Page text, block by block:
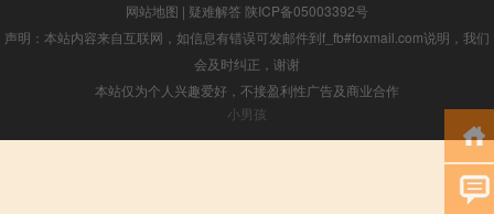
网站地图 | 疑难解答 陕ICP备05003392号
声明：本站内容来自互联网，如信息有错误可发邮件到f_fb#foxmail.com说明，我们
会及时纠正，谢谢
本站仅为个人兴趣爱好，不接盈利性广告及商业合作
小男孩